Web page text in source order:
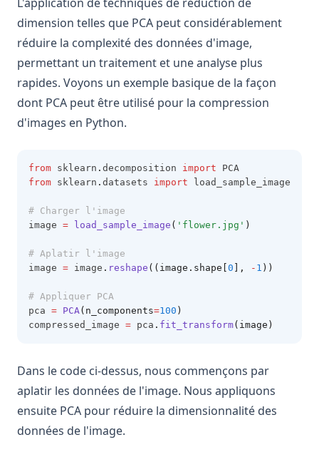
dimension telles que PCA peut considérablement
réduire la complexité des données d'image,
permettant un traitement et une analyse plus
rapides. Voyons un exemple basique de la façon
dont PCA peut être utilisé pour la compression
d'images en Python.
from sklearn . decomposition import PCA
from sklearn . datasets import load_sample_image
# Charger l'image
image = load_sample_image ( 'flower.jpg' )
# Aplatir l'image
image = image . reshape ((image.shape[ 0 ], - 1 ))
# Appliquer PCA
pca = PCA(n_components=100 )
compressed_image = pca . fit_transform(image)
Dans le code ci-dessus, nous commençons par
aplatir les données de l'image. Nous appliquons
ensuite PCA pour réduire la dimensionnalité des
données de l'image.